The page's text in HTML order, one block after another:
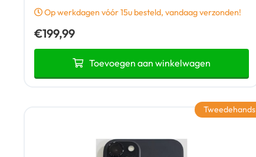
Op werkdagen vóór 15u besteld, vandaag verzonden!
€199,99
Toevoegen aan winkelwagen
Tweedehands